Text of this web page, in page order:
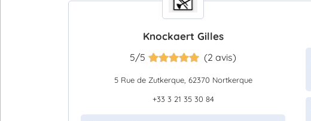
Knockaert Gilles
5/5 (2 avis)
5 Rue de Zutkerque, 62370 Nortkerque
+33 3 21 35 30 84